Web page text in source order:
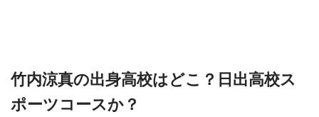
竹内涼真の出身高校はどこ？日出高校ス
ポーツコースか？